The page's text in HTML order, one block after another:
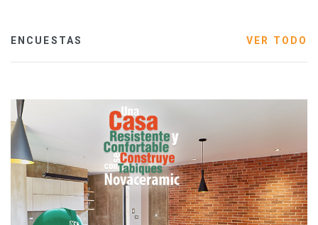
ENCUESTAS VER TODO